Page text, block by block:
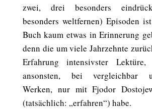
zwei, drei besonders
besonders weltfernen) Episoden
Buch kaum etwas in Erinnerung
denn die um viele Jahrzehnte
Erfahrung intensivster
ansonsten, bei vergleichbar
Werken, nur mit Fjodor
(tatsächlich: „erfahren“) habe.